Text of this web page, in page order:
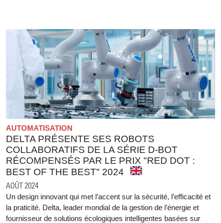
AUTOMATISATION
DELTA PRÉSENTE SES ROBOTS
COLLABORATIFS DE LA SÉRIE D-BOT
RÉCOMPENSÉS PAR LE PRIX "RED DOT :
BEST OF THE BEST" 2024
AOÛT 2024
Un design innovant qui met l’accent sur la sécurité, l’efficacité et
la praticité. Delta, leader mondial de la gestion de l’énergie et
fournisseur de solutions écologiques intelligentes basées sur